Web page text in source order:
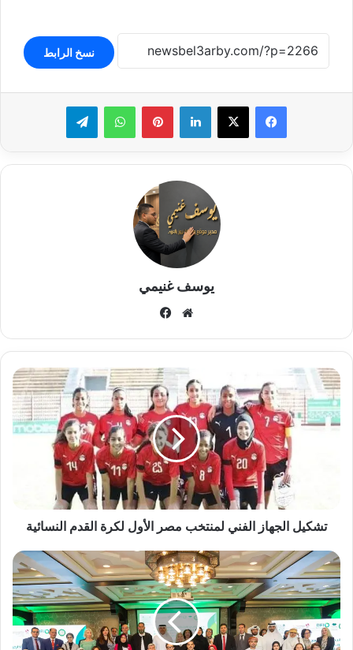
نسخ الرابط
لينكدإن بينتيريستواتساب تيلقرام
يوسف غنيمي
موقع
تشكيل
الجهاز
الفني
لمنتخب
تشكيل الجهاز الفني لمنتخب مصر الأول لكرة القدم النسائية
اطلاق
المؤتمر
الدولى
"الأسرة
والاتجاهات
المعاصرة